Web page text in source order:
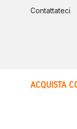
Contattateci
ACQUISTA